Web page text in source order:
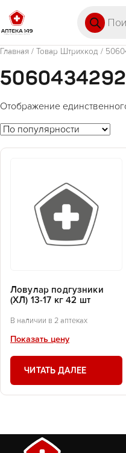
Главная / Товар Штрихкод /
Отображение
Ловулар подгузники
(ХЛ) 13-17 кг 42 шт
В наличии в 2 аптеках
Показать цену
ЧИТАТЬ ДАЛЕЕ